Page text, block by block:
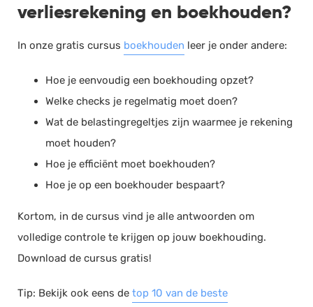
verliesrekening en boekhouden?
In onze gratis cursus boekhouden leer je onder andere:
Hoe je eenvoudig een boekhouding opzet?
Welke checks je regelmatig moet doen?
Wat de belastingregeltjes zijn waarmee je rekening
moet houden?
Hoe je efficiënt moet boekhouden?
Hoe je op een boekhouder bespaart?
Kortom, in de cursus vind je alle antwoorden om
volledige controle te krijgen op jouw boekhouding.
Download de cursus gratis!
Tip: Bekijk ook eens de top 10 van de beste